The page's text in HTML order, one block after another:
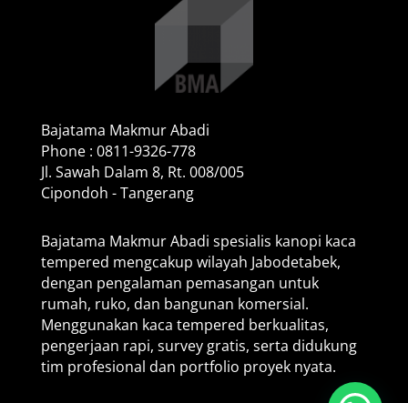
Bajatama Makmur Abadi
Phone : 0811-9326-778
Jl. Sawah Dalam 8, Rt. 008/005
Cipondoh - Tangerang
Bajatama Makmur Abadi spesialis kanopi kaca
tempered mengcakup wilayah Jabodetabek,
dengan pengalaman pemasangan untuk
rumah, ruko, dan bangunan komersial.
Menggunakan kaca tempered berkualitas,
pengerjaan rapi, survey gratis, serta didukung
tim profesional dan portfolio proyek nyata.